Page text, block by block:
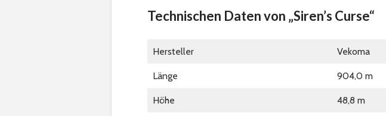
Technischen Daten von „Siren’s Curse“
Hersteller Vekoma
Länge 904,0 m
Höhe 48,8 m